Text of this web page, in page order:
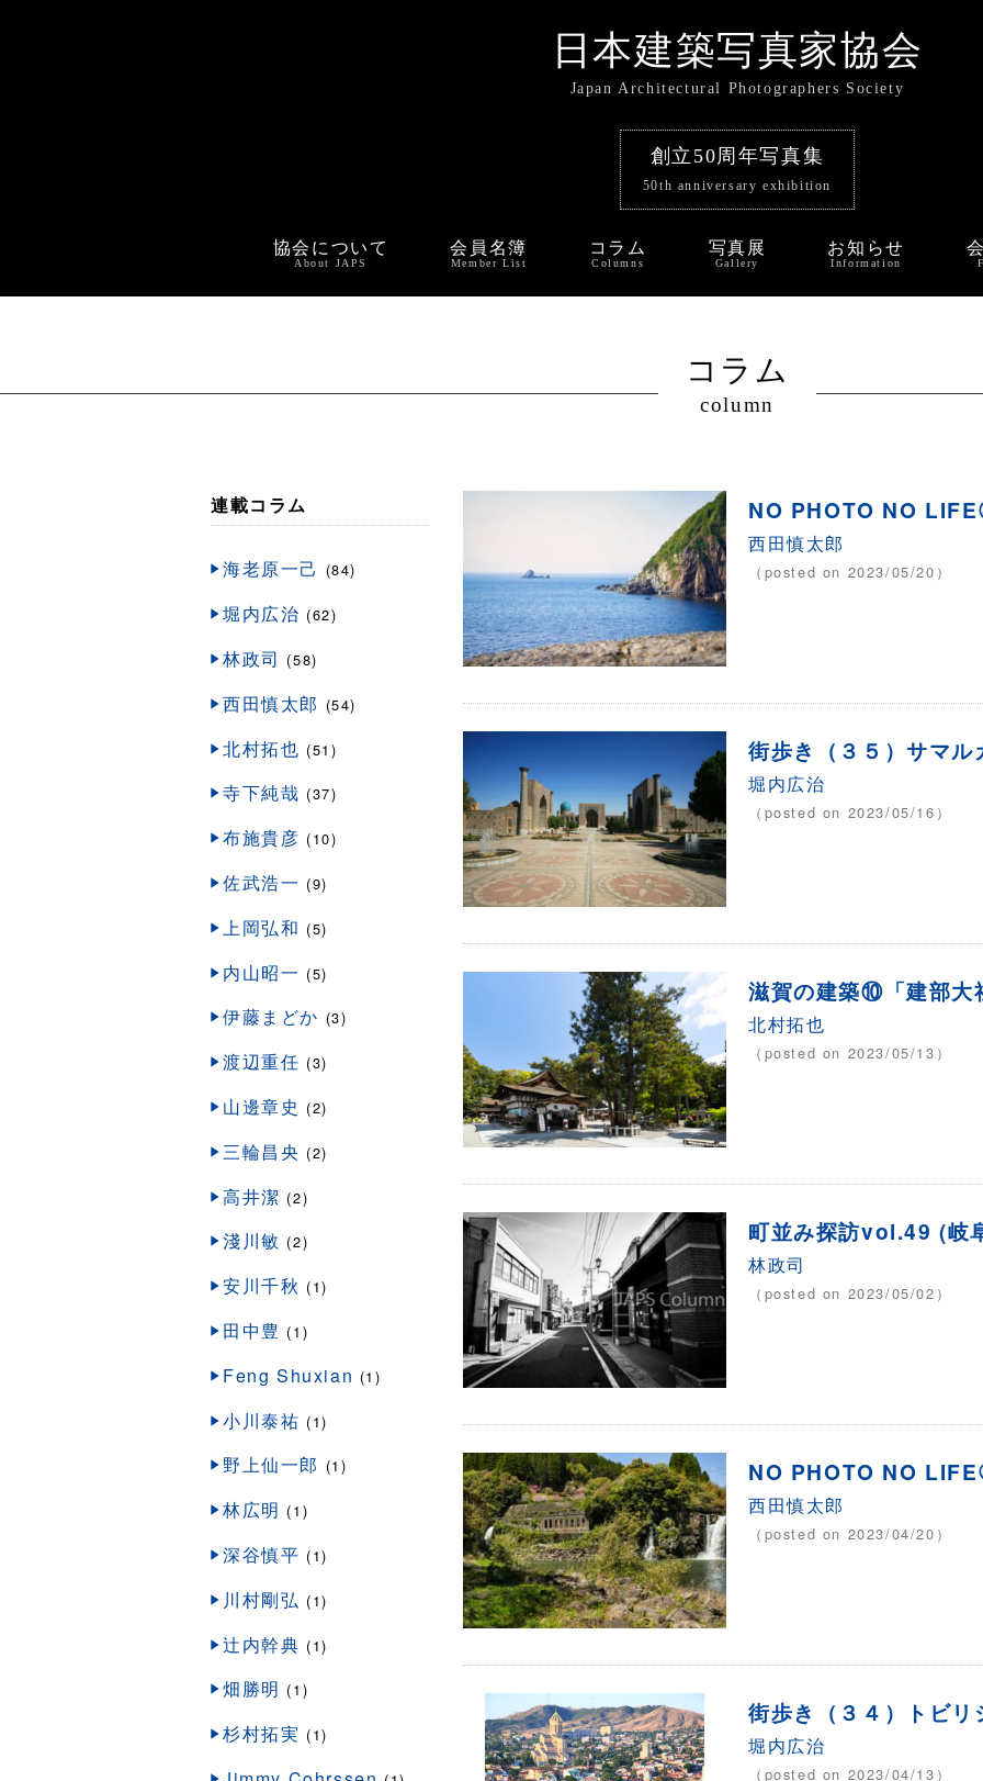
日本建築写真家協会
Japan Architectural Photographers Society
創立50周年写真集
50th anniversary exhibition
協会について
About JAPS
会員名簿
Member List
コラム
Columns
写真展
Gallery
お知らせ
Information
コラム
column
連載コラム
海老原一己 (84)
堀内広治 (62)
林政司 (58)
西田慎太郎 (54)
北村拓也 (51)
寺下純哉 (37)
布施貴彦 (10)
佐武浩一 (9)
上岡弘和 (5)
内山昭一 (5)
伊藤まどか (3)
渡辺重任 (3)
山邊章史 (2)
三輪昌央 (2)
高井潔 (2)
淺川敏 (2)
安川千秋 (1)
田中豊 (1)
Feng Shuxian (1)
小川泰祐 (1)
野上仙一郎 (1)
林広明 (1)
深谷慎平 (1)
川村剛弘 (1)
辻内幹典 (1)
畑勝明 (1)
杉村拓実 (1)
NO PHOTO NO
西田慎太郎
（posted on 2023/05/20）
街歩き（３５）サマ
堀内広治
（posted on 2023/05/16）
滋賀の建築⑩「建部大
北村拓也
（posted on 2023/05/13）
町並み探訪vol.49 (岐
林政司
（posted on 2023/05/02）
NO PHOTO NO LIFE
西田慎太郎
（posted on 2023/04/20）
街歩き（３４）トビ
堀内広治
（posted on 2023/04/13）